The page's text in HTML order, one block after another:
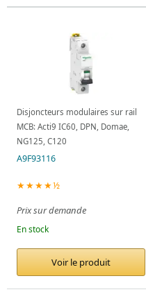
Disjoncteurs modulaires sur rail
MCB: Acti9 IC60, DPN, Domae,
NG125, C120
A9F93116
★★★★½
Prix sur demande
En stock
Voir le produit